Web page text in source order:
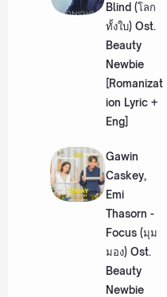
Blind (โลก
ทั้งใบ) Ost.
Beauty
Newbie
[Romanizat
ion Lyric +
Eng]
Gawin
Caskey,
Emi
Thasorn -
Focus (มุม
มอง) Ost.
Beauty
Newbie